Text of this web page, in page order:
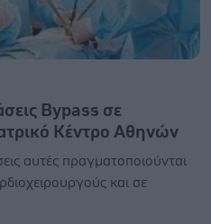
Bypass σε
Κέντρο Αθηνών
αυτές πραγματοποιούνται
και σε